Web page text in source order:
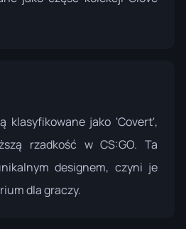
klasyfikowane jako 'Covert',
rzadkość w CS:GO. Ta
designem, czyni je
dla graczy.